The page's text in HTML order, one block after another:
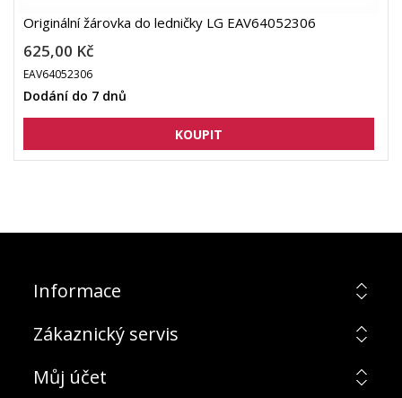
Originální žárovka do ledničky LG EAV64052306
625,00 Kč
EAV64052306
Dodání do 7 dnů
Informace
Zákaznický servis
Můj účet